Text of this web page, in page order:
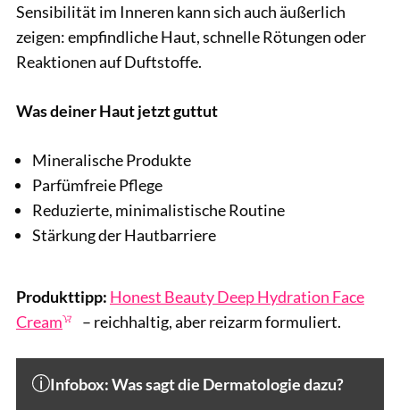
Sensibilität im Inneren kann sich auch äußerlich
zeigen: empfindliche Haut, schnelle Rötungen oder
Reaktionen auf Duftstoffe.
Was deiner Haut jetzt guttut
Mineralische Produkte
Parfümfreie Pflege
Reduzierte, minimalistische Routine
Stärkung der Hautbarriere
Produkttipp: Honest Beauty Deep Hydration Face
Cream
– reichhaltig, aber reizarm formuliert.
Infobox: Was sagt die Dermatologie dazu?